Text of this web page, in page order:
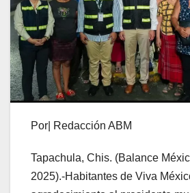
Por| Redacción ABM
Tapachula, Chis. (Balance
2025).-Habitantes de Viva